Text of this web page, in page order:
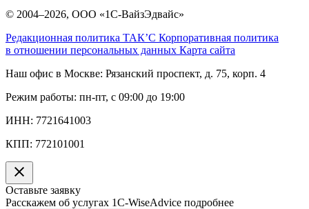
© 2004–2026, ООО «1С-ВайзЭдвайс»
Редакционная политика ТАК’C Корпоративная политика
в отношении персональных данных Карта сайта
Наш офис в Москве: Рязанский проспект, д. 75, корп. 4
Режим работы: пн-пт, с 09:00 до 19:00
ИНН: 7721641003
КПП: 772101001
Оставьте заявку
Расскажем об услугах 1C-WiseAdvice подробнее